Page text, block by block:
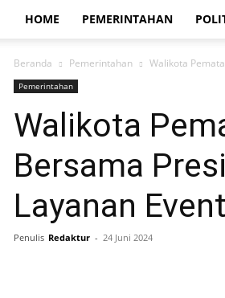
HOME PEMERINTAHAN
Beranda Pemerintahan Walikota
Pemerintahan
Walikota
Bersama
Layanan Event
Penulis Redaktur - 24 Juni 2024